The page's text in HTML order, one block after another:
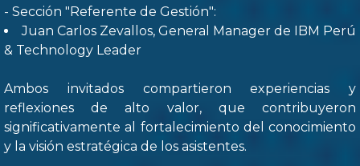
- Sección "Referente de Gestión":
Juan Carlos Zevallos, General Manager de IBM Perú
& Technology Leader
Ambos invitados compartieron experiencias y
reflexiones de alto valor, que contribuyeron
significativamente al fortalecimiento del conocimiento
y la visión estratégica de los asistentes.